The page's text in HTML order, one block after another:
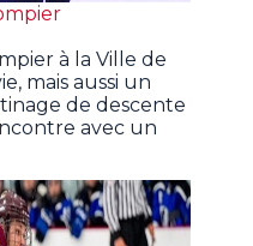
à la Ville de
mais aussi un
de descente
avec un